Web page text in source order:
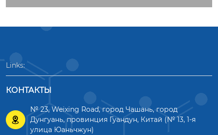
Links:
КОНТАКТЫ

№ 23, Weixing Road, город Чашань, город
Дунгуань, провинция Гуандун, Китай (№ 13, 1-я
улица Юаньчжун)